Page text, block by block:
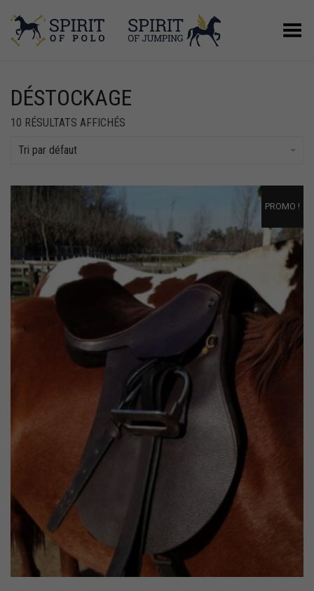
Basculer le menu
DÉSTOCKAGE
10 RÉSULTATS AFFICHÉS
Tri par défaut
PROMO !